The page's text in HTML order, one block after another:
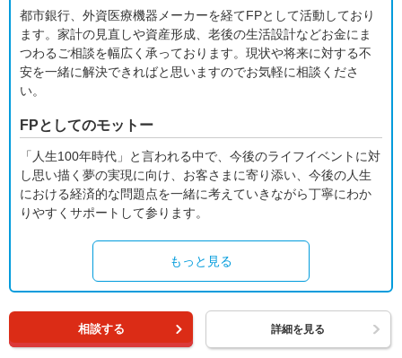
都市銀行、外資医療機器メーカーを経てFPとして活動しており
ます。家計の見直しや資産形成、老後の生活設計などお金にま
つわるご相談を幅広く承っております。現状や将来に対する不
安を一緒に解決できればと思いますのでお気軽に相談くださ
い。
FPとしてのモットー
「人生100年時代」と言われる中で、今後のライフイベントに対
し思い描く夢の実現に向け、お客さまに寄り添い、今後の人生
における経済的な問題点を一緒に考えていきながら丁寧にわか
りやすくサポートして参ります。
もっと見る
相談する 詳細を見る